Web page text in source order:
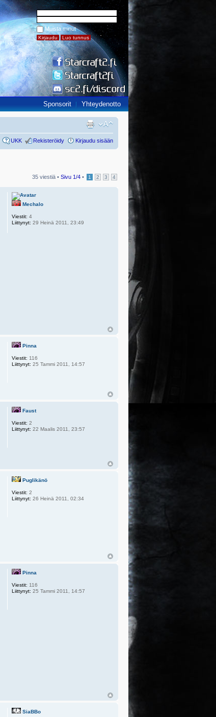
Muista minut
Sponsorit Yhteydenotto
UKK Rekisteröidy Kirjaudu sisään
35 viestiä • Sivu 1/4 • 1 2 3 4
Mechalo
Viestit: 4
Liittynyt: 29 Heinä 2011, 23:49
Pinna
Viestit: 116
Liittynyt: 25 Tammi 2011, 14:57
Faust
Viestit: 2
Liittynyt: 22 Maalis 2011, 23:57
Puglikänö
Viestit: 2
Liittynyt: 26 Heinä 2011, 02:34
Pinna
Viestit: 116
Liittynyt: 25 Tammi 2011, 14:57
SiaBBo